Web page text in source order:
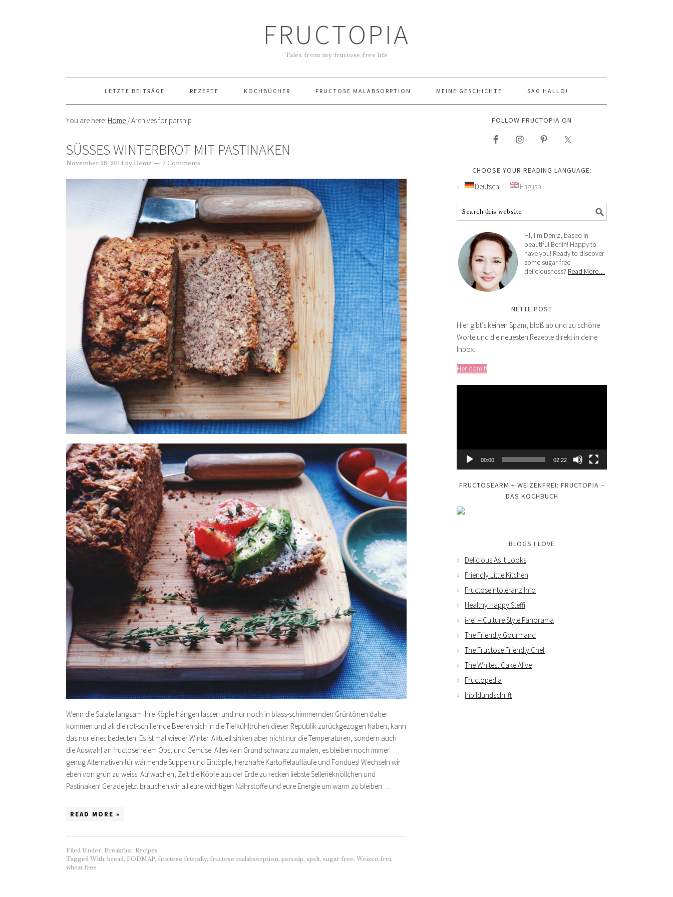
FRUCTOPIA
Tales from my fructose free life
LETZTE BEITRÄGE REZEPTE KOCHBÜCHER FRUCTOSE MALABSORPTION MEINE GESCHICHTE SAG HALLO!
You are here: Home /Archives for parsnip
SÜSSES WINTERBROT MIT PASTINAKEN
November 28, 2014 by Deniz 7 Comments
Wenn die Salate langsam ihre Köpfe hängen lassen und nur noch in blass-schimmernden Grüntönen daher
kommen und all die rot-schillernde Beeren sich in die Tiefkühltruhen dieser Republik zurückgezogen haben, kann
das nur eines bedeuten: Es ist mal wieder Winter. Aktuell sinken aber nicht nur die Temperaturen, sondern auch
die Auswahl an fructosefreiem Obst und Gemüse. Alles kein Grund schwarz zu malen, es bleiben noch immer
genug Alternativen für wärmende Suppen und Eintöpfe, herzhafte Kartoffelaufläufe und Fondues! Wechseln wir
eben von grün zu weiss: Aufwachen, Zeit die Köpfe aus der Erde zu recken liebste Sellerieknöllchen und
Pastinaken! Gerade jetzt brauchen wir all eure wichtigen Nährstoffe und eure Energie um warm zu bleiben. …
READ MORE »
Filed Under: Breakfast, Recipes
Tagged With: bread, FODMAP, fructose friendly, fructose malabsorption, parsnip, spelt, sugar free, Weizen frei,
wheat free
FOLLOW FRUCTOPIA ON
CHOOSE YOUR READING LANGUAGE:
Deutsch English
Hi, I'm Deniz, based in
beautiful Berlin! Happy to
have you! Ready to discover
some sugar-free
deliciousness? Read More…
NETTE POST
Hier gibt’s keinen Spam, bloß ab und zu schöne
Worte und die neuesten Rezepte direkt in deine
Inbox.
Her damit!
00:00 02:22
FRUCTOSEARM + WEIZENFREI: FRUCTOPIA –
DAS KOCHBUCH
BLOGS I LOVE
Delicious As It Looks
Friendly Little Kitchen
Fructoseintoleranz Info
Healthy Happy Steffi
i-ref – Culture Style Panorama
The Friendly Gourmand
The Fructose Friendly Chef
The Whitest Cake Alive
Fructopedia
Inbildundschrift